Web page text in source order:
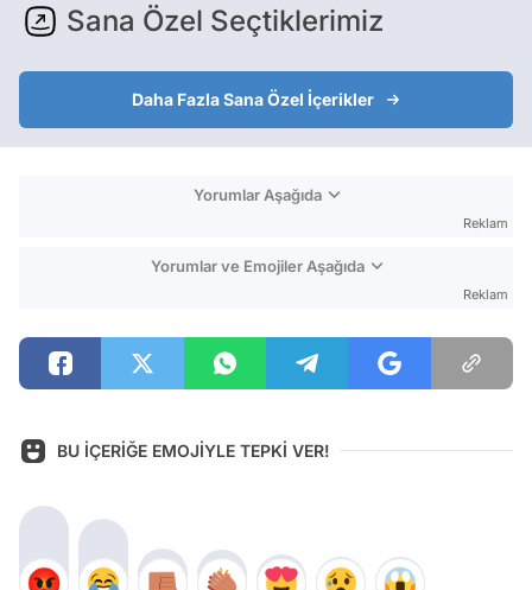
Sana Özel Seçtiklerimiz
Daha Fazla Sana Özel İçerikler
Yorumlar Aşağıda
Reklam
Yorumlar ve Emojiler Aşağıda
Reklam
BU İÇERİĞE EMOJİYLE TEPKİ VER!